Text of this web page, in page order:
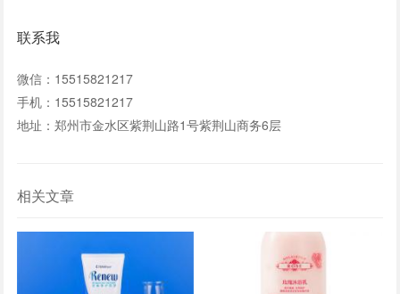
联系我
微信：15515821217
手机：15515821217
地址：郑州市金水区紫荆山路1号紫荆山商务6层
相关文章